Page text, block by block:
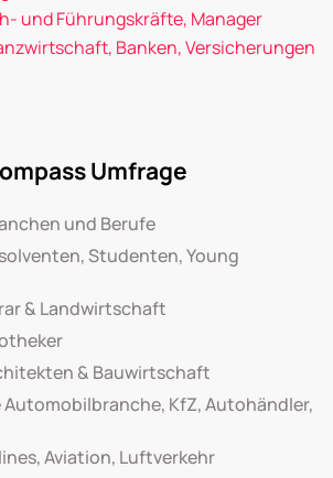
und Führungskräfte, Manager
Banken, Versicherungen
Umfrage
und Berufe
Studenten, Young
& Landwirtschaft
& Bauwirtschaft
KfZ, Autohändler,
Aviation, Luftverkehr